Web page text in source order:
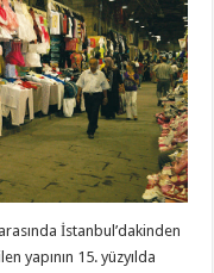
İstanbul’dakinden
yapının 15. yüzyılda